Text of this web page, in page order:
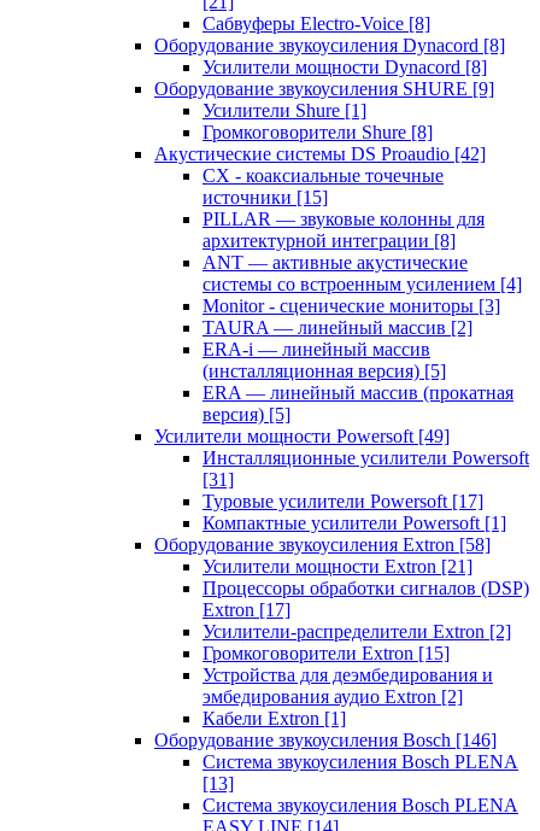
Сабвуферы Electro-Voice [8]
Оборудование звукоусиления Dynacord [8]
Усилители мощности Dynacord [8]
Оборудование звукоусиления SHURE [9]
Усилители Shure [1]
Громкоговорители Shure [8]
Акустические системы DS Proaudio [42]
CX - коаксиальные точечные
источники [15]
PILLAR — звуковые колонны для
архитектурной интеграции [8]
ANT — активные акустические
системы со встроенным усилением [4]
Monitor - сценические мониторы [3]
TAURA — линейный массив [2]
ERA-i — линейный массив
(инсталляционная версия) [5]
ERA — линейный массив (прокатная
версия) [5]
Усилители мощности Powersoft [49]
Инсталляционные усилители Powersoft
[31]
Туровые усилители Powersoft [17]
Компактные усилители Powersoft [1]
Оборудование звукоусиления Extron [58]
Усилители мощности Extron [21]
Процессоры обработки сигналов (DSP)
Extron [17]
Усилители-распределители Extron [2]
Громкоговорители Extron [15]
Устройства для деэмбедирования и
эмбедирования аудио Extron [2]
Кабели Extron [1]
Оборудование звукоусиления Bosch [146]
Система звукоусиления Bosch PLENA
[13]
Система звукоусиления Bosch PLENA
EASY LINE [14]